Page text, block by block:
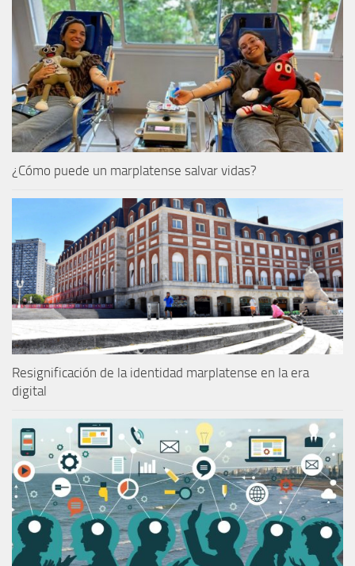
¿Cómo puede un marplatense salvar vidas?
Resignificación de la identidad marplatense en la era
digital